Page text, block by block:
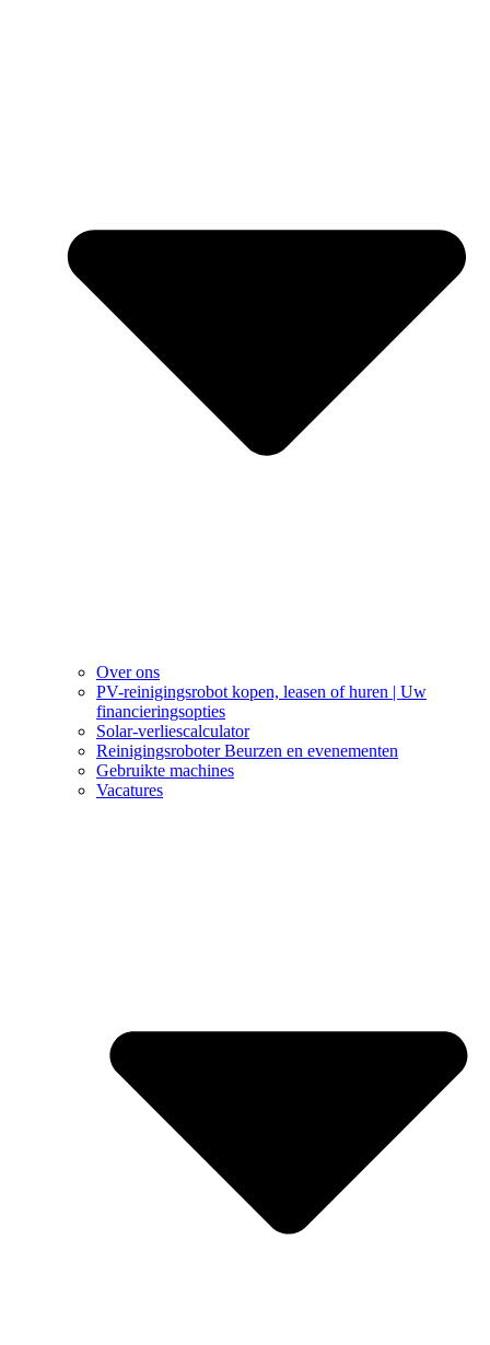
Over ons
PV-reinigingsrobot kopen, leasen of huren | Uw
financieringsopties
Solar-verliescalculator
Reinigingsroboter Beurzen en evenementen
Gebruikte machines
Vacatures